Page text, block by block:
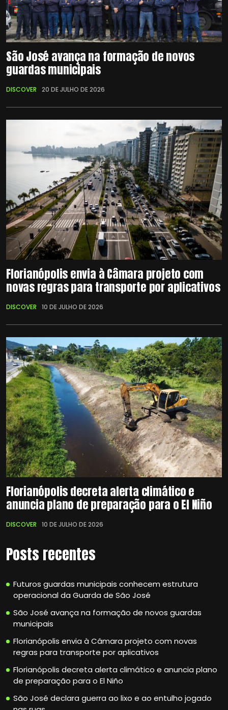
São José avança na formação de novos
guardas municipais
DISCOVER 20 DE JULHO DE 2026
Florianópolis envia à Câmara projeto com
novas regras para transporte por aplicativos
DISCOVER 10 DE JULHO DE 2026
Florianópolis decreta alerta climático e
anuncia plano de preparação para o El Niño
DISCOVER 10 DE JULHO DE 2026
Posts recentes
Futuros guardas municipais conhecem estrutura
operacional da Guarda de São José
São José avança na formação de novos guardas
municipais
Florianópolis envia à Câmara projeto com novas
regras para transporte por aplicativos
Florianópolis decreta alerta climático e anuncia plano
de preparação para o El Niño
São José declara guerra ao lixo e ao entulho jogado